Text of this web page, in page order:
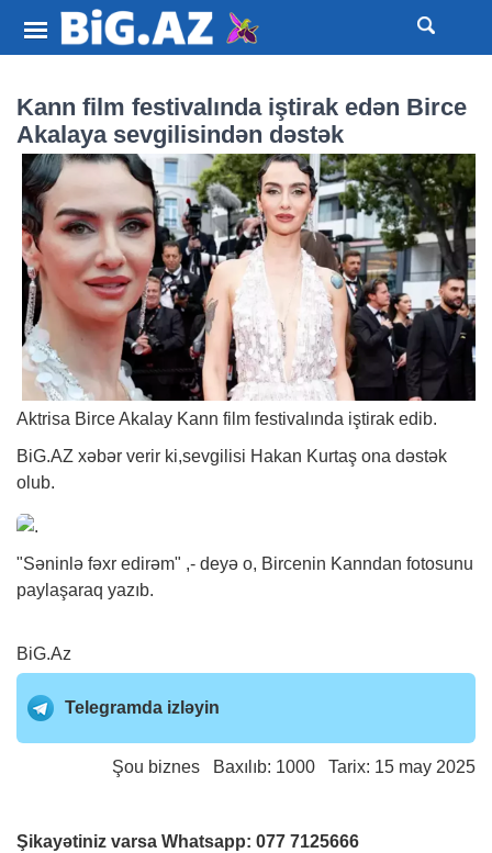
Kann film festivalında iştirak edən Birce
Akalaya sevgilisindən dəstək
Aktrisa Birce Akalay Kann film festivalında iştirak edib.
BiG.AZ xəbər verir ki,sevgilisi Hakan Kurtaş ona dəstək
olub.
"Səninlə fəxr edirəm" ,- deyə o, Bircenin Kanndan fotosunu
paylaşaraq yazıb.
BiG.Az
Telegramda izləyin
Şou biznes Baxılıb: 1000 Tarix: 15 may 2025
Şikayətiniz varsa Whatsapp: 077 7125666